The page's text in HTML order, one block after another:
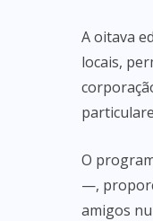
A oitava
locais,
O
—,
amigos